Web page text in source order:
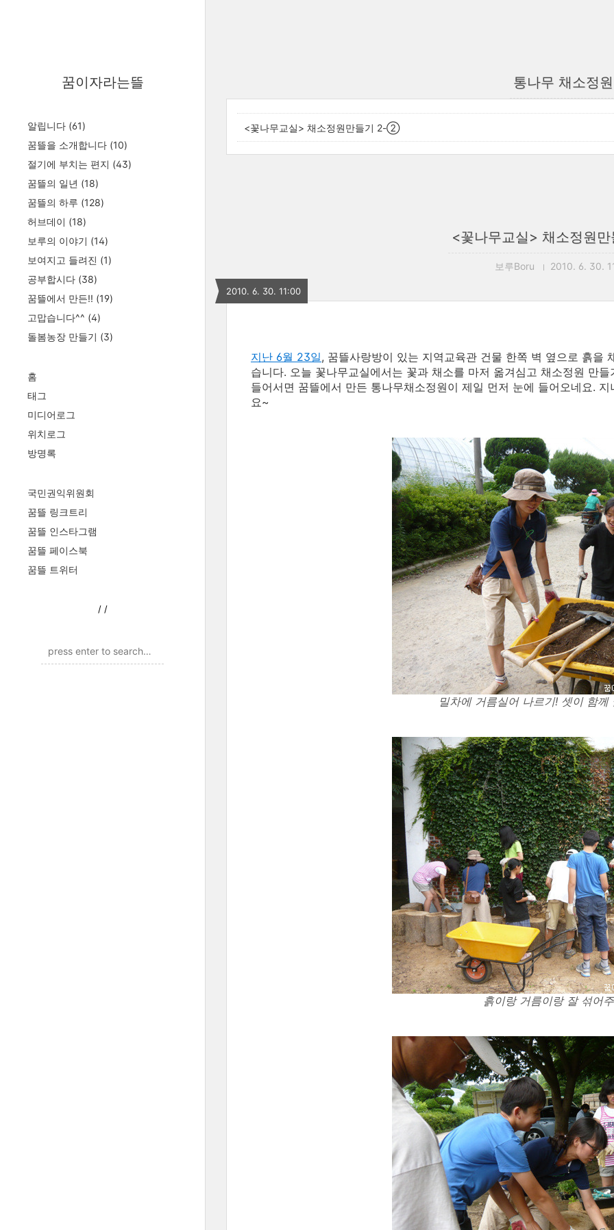
꿈이자라는뜰
알립니다 (61)
꿈뜰을 소개합니다 (10)
절기에 부치는 편지 (43)
꿈뜰의 일년 (18)
꿈뜰의 하루 (128)
허브데이 (18)
보루의 이야기 (14)
보여지고 들려진 (1)
공부합시다 (38)
꿈뜰에서 만든!! (19)
고맙습니다^^ (4)
돌봄농장 만들기 (3)
홈
태그
미디어로그
위치로그
방명록
국민권익위원회
꿈뜰 링크트리
꿈뜰 인스타그램
꿈뜰 페이스북
꿈뜰 트위터
/ /
통나무 채소정원
<꽃나무교실> 채소정원만들기 2-②
<꽃나무교실> 채소정원
보루Boru 2010. 6. 30.
2010. 6. 30. 11:00
지난 6월 23일, 꿈뜰사랑방이 있는 지역교육관 건물 한쪽 벽 옆으로 흙을
습니다. 오늘 꽃나무교실에서는 꽃과 채소를 마저 옮겨심고 채소정원 만
들어서면 꿈뜰에서 만든 통나무채소정원이 제일 먼저 눈에 들어오네요.
요~
밀차에 거름실어 나르기! 셋이 함께
흙이랑 거름이랑 잘 섞어